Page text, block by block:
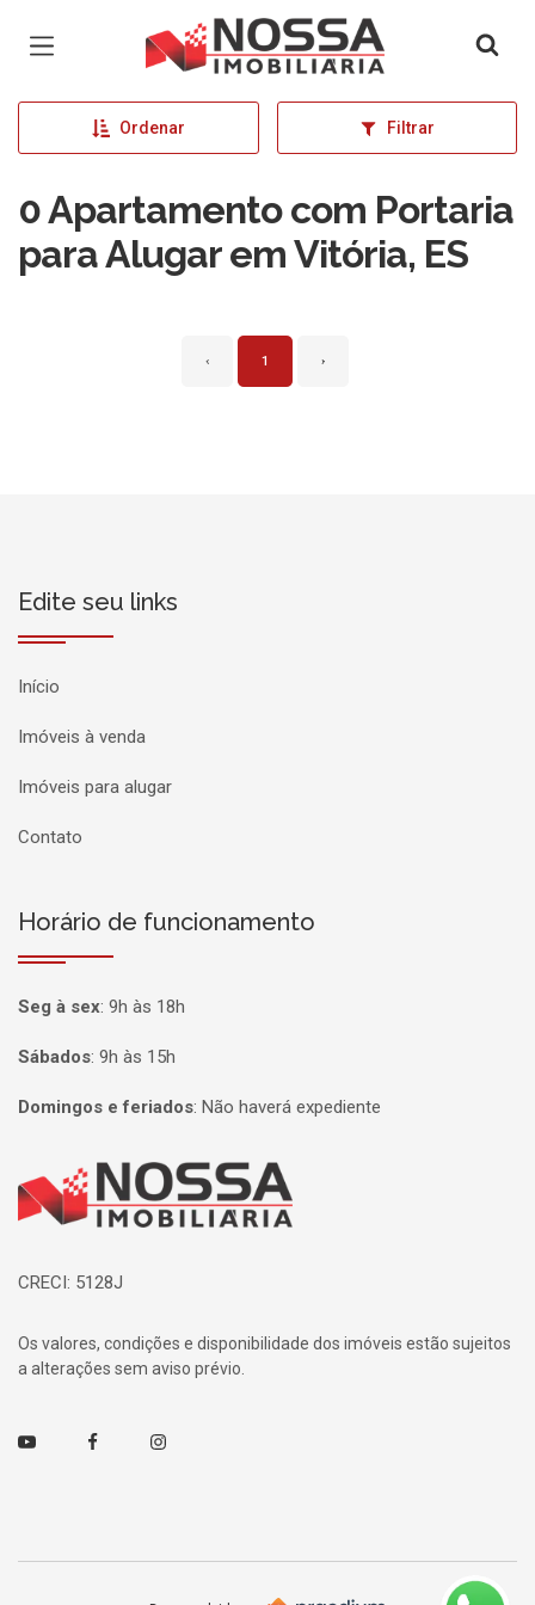
Página inicial
Ordenar Filtrar
0 Apartamento com Portaria
para Alugar em Vitória, ES
‹ 1 ›
Edite seu links
Início
Imóveis à venda
Imóveis para alugar
Contato
Horário de funcionamento
Seg à sex: 9h às 18h
Sábados: 9h às 15h
Domingos e feriados: Não haverá expediente
Página inicial
CRECI: 5128J
Os valores, condições e disponibilidade dos imóveis estão sujeitos
a alterações sem aviso prévio.
Youtube FacebookInstagram